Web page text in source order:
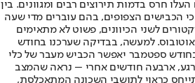
העלו חרס בדמות תירוצים רבים ומגוונים. בין
הכבישים הצפופים, בהם עוברים מדי שעה
לשני הכיוונים, פשוט לא מתאימים
למעשה, בבדיקה שערכנו בחודש
ספטמבר יאפשר הכביש מעבר של כלי
ארבעה חודשים אחרי – נראה שהמצב
כראוי לתושבי השכונה המתאכלסת,